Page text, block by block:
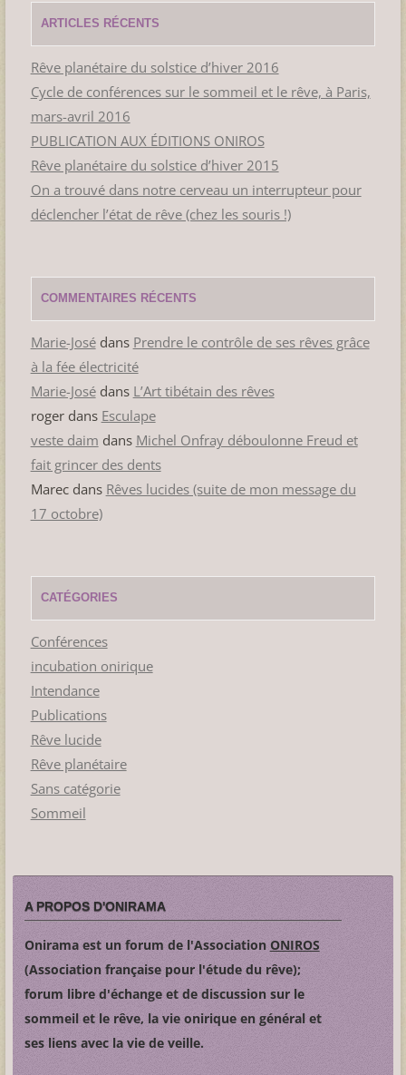
ARTICLES RÉCENTS
Rêve planétaire du solstice d’hiver 2016
Cycle de conférences sur le sommeil et le rêve, à Paris,
mars-avril 2016
PUBLICATION AUX ÉDITIONS ONIROS
Rêve planétaire du solstice d’hiver 2015
On a trouvé dans notre cerveau un interrupteur pour
déclencher l’état de rêve (chez les souris !)
COMMENTAIRES RÉCENTS
Marie-Josédans Prendre le contrôle de ses rêves grâce
à la fée électricité
Marie-Josédans L’Art tibétain des rêves
rogerdans Esculape
veste daim dans Michel Onfray déboulonne Freud et
fait grincer des dents
Marecdans Rêves lucides (suite de mon message du
17 octobre)
CATÉGORIES
Conférences
incubation onirique
Intendance
Publications
Rêve lucide
Rêve planétaire
Sans catégorie
Sommeil
A PROPOS D'ONIRAMA
Onirama est un forum de l'Association ONIROS
(Association française pour l'étude du rêve);
forum libre d'échange et de discussion sur le
sommeil et le rêve, la vie onirique en général et
ses liens avec la vie de veille.